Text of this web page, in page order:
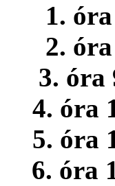
1.
2.
3. óra
4. óra
5. óra
6. óra